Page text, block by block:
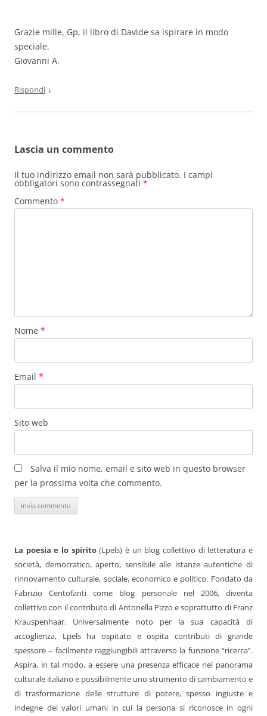
Grazie mille, Gp, il libro di Davide sa ispirare in modo
speciale.
Giovanni A.
Rispondi ↓
Lascia un commento
Il tuo indirizzo email non sarà pubblicato. I campi
obbligatori sono contrassegnati *
Commento *
Nome *
Email *
Sito web
Salva il mio nome, email e sito web in questo browser
per la prossima volta che commento.
La poesia e lo spirito(Lpels) è un blog collettivo di letteratura e
società, democratico, aperto, sensibile alle istanze autentiche di
rinnovamento culturale, sociale, economico e politico. Fondato da
Fabrizio Centofanti come blog personale nel 2006, diventa
collettivo con il contributo di Antonella Pizzo e soprattutto di Franz
Krauspenhaar. Universalmente noto per la sua capacità di
accoglienza, Lpels ha ospitato e ospita contributi di grande
spessore – facilmente raggiungibili attraverso la funzione “ricerca”.
Aspira, in tal modo, a essere una presenza efficace nel panorama
culturale italiano e possibilmente uno strumento di cambiamento e
di trasformazione delle strutture di potere, spesso ingiuste e
indegne dei valori umani in cui la persona si riconosce in ogni